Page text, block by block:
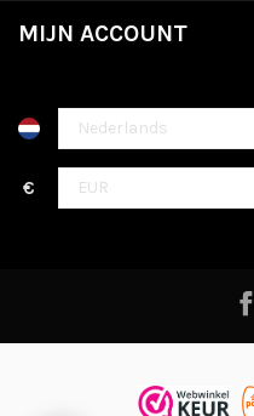
MIJN ACCOUNT
€